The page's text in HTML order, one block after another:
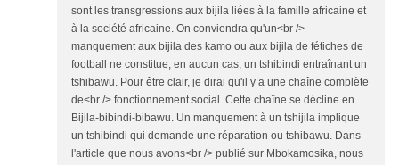
sont les transgressions aux bijila liées à la famille africaine et
à la société africaine. On conviendra qu'un<br />
manquement aux bijila des kamo ou aux bijila de fétiches de
football ne constitue, en aucun cas, un tshibindi entraînant un
tshibawu. Pour être clair, je dirai qu'il y a une chaîne complète
de<br /> fonctionnement social. Cette chaîne se décline en
Bijila-bibindi-bibawu. Un manquement à un tshijila implique
un tshibindi qui demande une réparation ou tshibawu. Dans
l'article que nous avons<br /> publié sur Mbokamosika, nous